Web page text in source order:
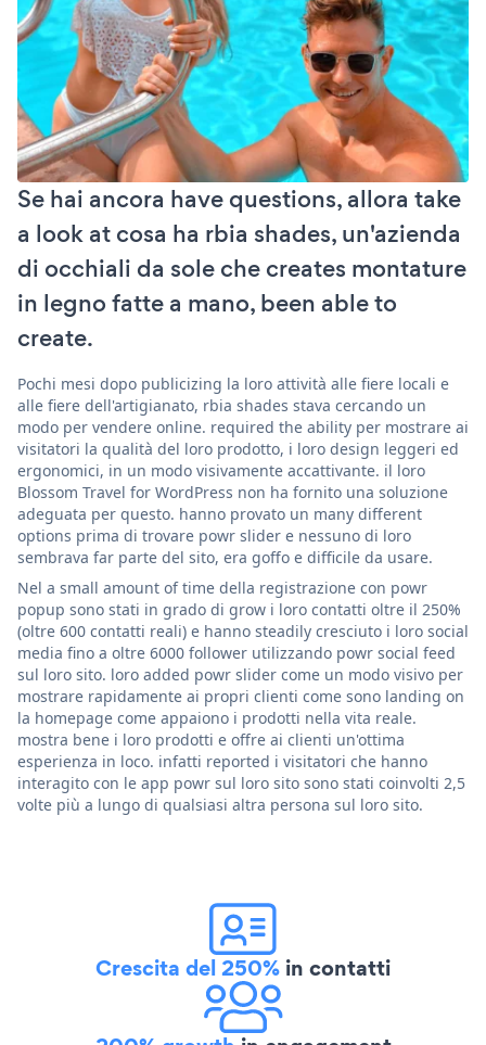
Se hai ancora have questions, allora take
a look at cosa ha rbia shades, un'azienda
di occhiali da sole che creates montature
in legno fatte a mano, been able to
create.
Pochi mesi dopo publicizing la loro attività alle fiere locali e
alle fiere dell'artigianato, rbia shades stava cercando un
modo per vendere online. required the ability per mostrare ai
visitatori la qualità del loro prodotto, i loro design leggeri ed
ergonomici, in un modo visivamente accattivante. il loro
Blossom Travel for WordPress non ha fornito una soluzione
adeguata per questo. hanno provato un many different
options prima di trovare powr slider e nessuno di loro
sembrava far parte del sito, era goffo e difficile da usare.
Nel a small amount of time della registrazione con powr
popup sono stati in grado di grow i loro contatti oltre il 250%
(oltre 600 contatti reali) e hanno steadily cresciuto i loro social
media fino a oltre 6000 follower utilizzando powr social feed
sul loro sito. loro added powr slider come un modo visivo per
mostrare rapidamente ai propri clienti come sono landing on
la homepage come appaiono i prodotti nella vita reale.
mostra bene i loro prodotti e offre ai clienti un'ottima
esperienza in loco. infatti reported i visitatori che hanno
interagito con le app powr sul loro sito sono stati coinvolti 2,5
volte più a lungo di qualsiasi altra persona sul loro sito.
Crescita del 250% in contatti